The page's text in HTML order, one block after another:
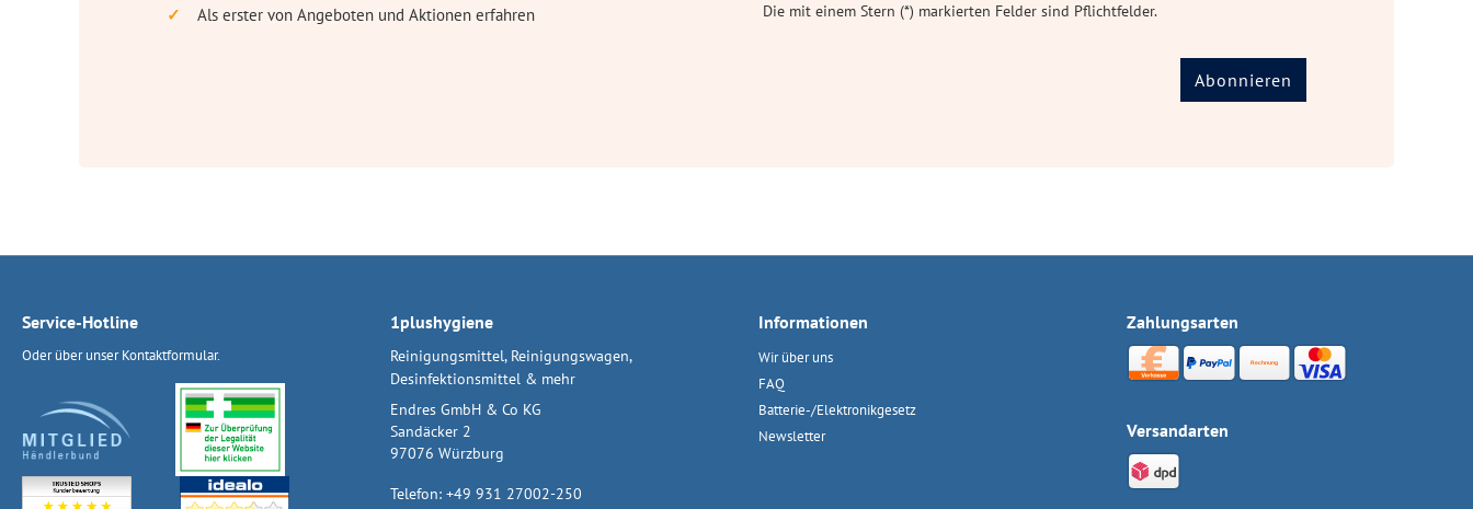
Als erster von Angeboten und Aktionen erfahren
Die mit einem Stern (*) markierten Felder sind Pflichtfelder.
Abonnieren
Service-Hotline
Oder über unserKontaktformular.
1plushygiene
Reinigungsmittel, Reinigungswagen,
Desinfektionsmittel & mehr
Endres GmbH & Co KG
Sandäcker 2
97076 Würzburg
Telefon: +49 931 27002-250
Informationen
Wir über uns
FAQ
Batterie-/Elektronikgesetz
Newsletter
Zahlungsarten
Versandarten